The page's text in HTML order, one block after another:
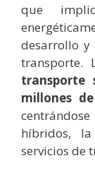
que
desarrollo y
transporte.
transporte
millones
híbridos,
servicios de